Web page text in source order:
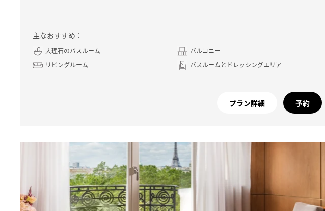
主なおすすめ：
大理石のバスルーム
バルコニー
リビングルーム
バスルームとドレッシングエリア
プラン詳細 予約